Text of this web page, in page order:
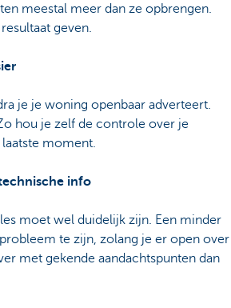
meestal meer dan ze opbrengen.
geven.
je je woning openbaar adverteert.
hou je zelf de controle over je
moment.
info
moet wel duidelijk zijn. Een minder
te zijn, zolang je er open over
met gekende aandachtspunten dan